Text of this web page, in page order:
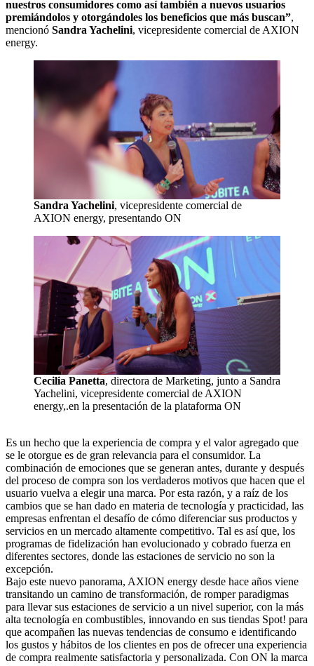
nuestros consumidores como así también a nuevos usuarios
premiándolos y otorgándoles los beneficios que más buscan”,
mencionó Sandra Yachelini, vicepresidente comercial de AXION
energy.
Sandra Yachelini, vicepresidente comercial de
AXION energy, presentando ON
Cecilia Panetta, directora de Marketing, junto a Sandra
Yachelini, vicepresidente comercial de AXION
energy,.en la presentación de la plataforma ON
Es un hecho que la experiencia de compra y el valor agregado que
se le otorgue es de gran relevancia para el consumidor. La
combinación de emociones que se generan antes, durante y después
del proceso de compra son los verdaderos motivos que hacen que el
usuario vuelva a elegir una marca. Por esta razón, y a raíz de los
cambios que se han dado en materia de tecnología y practicidad, las
empresas enfrentan el desafío de cómo diferenciar sus productos y
servicios en un mercado altamente competitivo. Tal es así que, los
programas de fidelización han evolucionado y cobrado fuerza en
diferentes sectores, donde las estaciones de servicio no son la
excepción.
Bajo este nuevo panorama, AXION energy desde hace años viene
transitando un camino de transformación, de romper paradigmas
para llevar sus estaciones de servicio a un nivel superior, con la más
alta tecnología en combustibles, innovando en sus tiendas Spot! para
que acompañen las nuevas tendencias de consumo e identificando
los gustos y hábitos de los clientes en pos de ofrecer una experiencia
de compra realmente satisfactoria y personalizada. Con ON la marca